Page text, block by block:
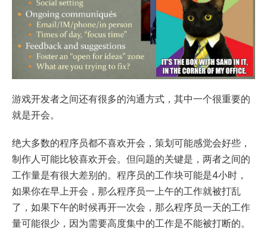
游戏开发者之间还有很多的沟通方式，其中一个很重要的
就是开会。
绝大多数的程序员都不喜欢开会，策划可能感觉会好些，
制作人可能比较喜欢开会。但问题的关键是，两者之间的
工作量是有很大差别的。程序员的工作块可能是4小时，
如果你在早上开会，那么程序员一上午的工作就被打乱
了，如果下午的时候再开一次会，那么程序员一天的工作
量可能很少，因为需要高度集中的工作是不能被打断的。